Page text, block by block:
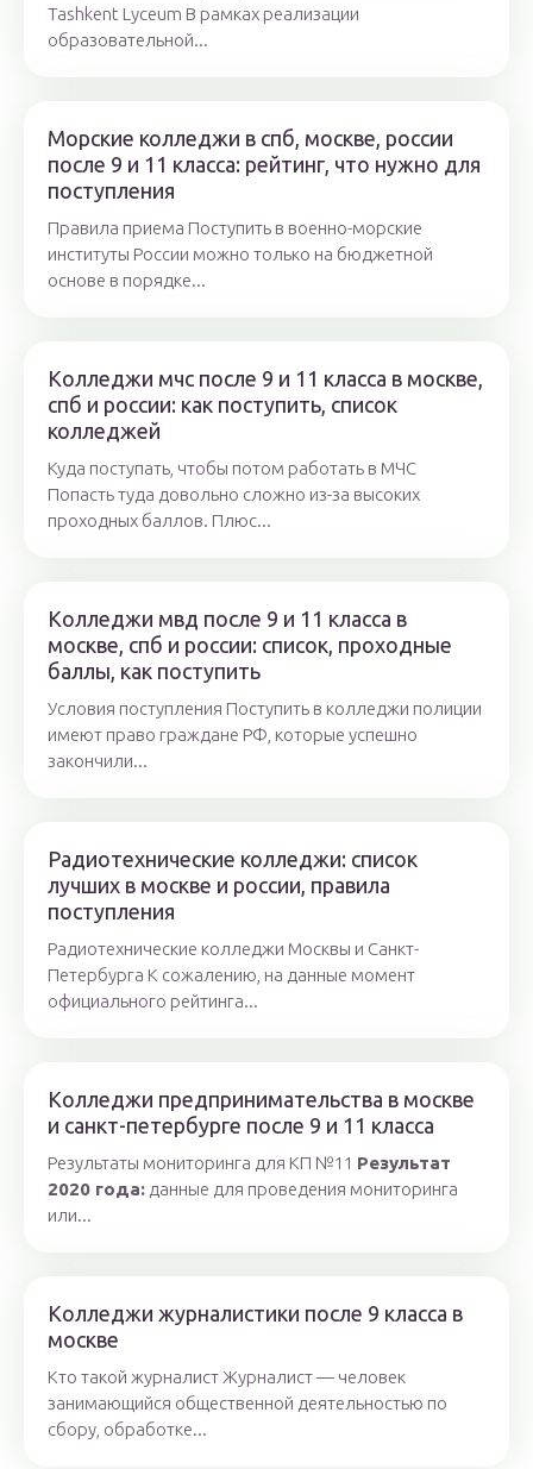
Tashkent Lyceum В рамках реализации
образовательной...
Морские колледжи в спб, москве, россии
после 9 и 11 класса: рейтинг, что нужно для
поступления
Правила приема Поступить в военно-морские
институты России можно только на бюджетной
основе в порядке...
Колледжи мчс после 9 и 11 класса в москве,
спб и россии: как поступить, список
колледжей
Куда поступать, чтобы потом работать в МЧС
Попасть туда довольно сложно из-за высоких
проходных баллов. Плюс...
Колледжи мвд после 9 и 11 класса в
москве, спб и россии: список, проходные
баллы, как поступить
Условия поступления Поступить в колледжи полиции
имеют право граждане РФ, которые успешно
закончили...
Радиотехнические колледжи: список
лучших в москве и россии, правила
поступления
Радиотехнические колледжи Москвы и Санкт-
Петербурга К сожалению, на данные момент
официального рейтинга...
Колледжи предпринимательства в москве
и санкт-петербурге после 9 и 11 класса
Результаты мониторинга для КП №11 Результат
2020 года: данные для проведения мониторинга
или...
Колледжи журналистики после 9 класса в
москве
Кто такой журналист Журналист — человек
занимающийся общественной деятельностью по
сбору, обработке...